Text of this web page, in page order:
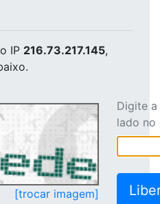
IP 216.73.217.145,
[trocar imagem]
Digite
lado no